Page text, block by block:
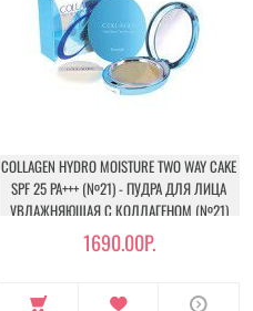
COLLAGEN HYDRO MOISTURE TWO WAY CAKE
SPF 25 PA+++ (№21) - ПУДРА ДЛЯ ЛИЦА
УВЛАЖНЯЮЩАЯ С КОЛЛАГЕНОМ (№21)
1690.00Р.